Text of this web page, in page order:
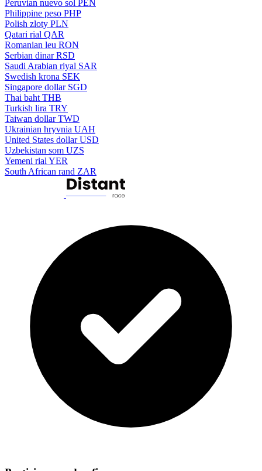
Peruvian nuevo sol PEN
Philippine peso PHP
Polish zloty PLN
Qatari rial QAR
Romanian leu RON
Serbian dinar RSD
Saudi Arabian riyal SAR
Swedish krona SEK
Singapore dollar SGD
Thai baht THB
Turkish lira TRY
Taiwan dollar TWD
Ukrainian hryvnia UAH
United States dollar USD
Uzbekistan som UZS
Yemeni rial YER
South African rand ZAR